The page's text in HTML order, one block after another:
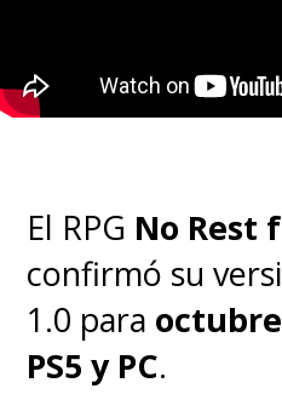
El RPG No Rest
confirmó su
1.0 para
PS5 y PC.